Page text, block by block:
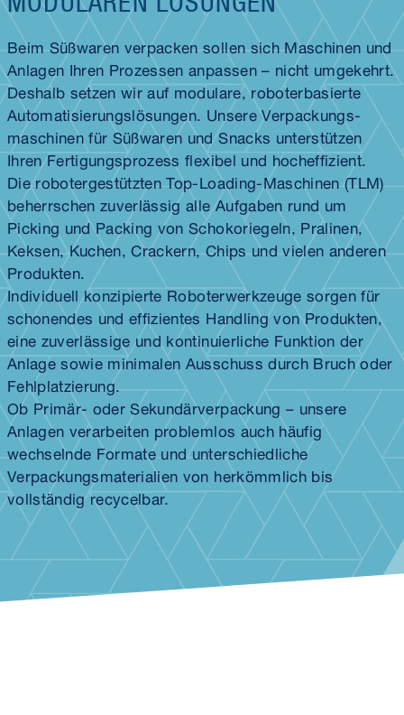
Beim Süßwaren verpacken sollen sich Maschinen und
Anlagen Ihren Prozessen anpassen – nicht umgekehrt.
Deshalb setzen wir auf modulare, roboterbasierte
Automatisierungs­lösungen. Unsere Verpackungs­
maschinen für Süßwaren und Snacks unterstützen
Ihren Fertigungs­prozess flexibel und hocheffizient.
Die roboter­gestützten Top-Loading-Maschinen (TLM)
beherrschen zuverlässig alle Aufgaben rund um
Picking und Packing von Schokoriegeln, Pralinen,
Keksen, Kuchen, Crackern, Chips und vielen anderen
Produkten.
Individuell konzipierte Roboter­werkzeuge sorgen für
schonendes und effizientes Handling von Produkten,
eine zuverlässige und kontinuierliche Funktion der
Anlage sowie minimalen Ausschuss durch Bruch oder
Fehlplatzierung.
Ob Primär- oder Sekundär­verpackung – unsere
Anlagen verarbeiten problemlos auch häufig
wechselnde Formate und unterschiedliche
Verpackungs­materialien von herkömmlich bis
vollständig recycelbar.